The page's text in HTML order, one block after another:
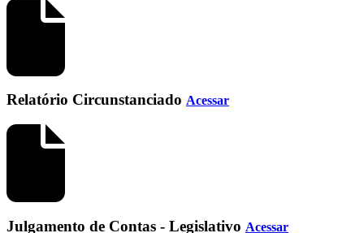
Relatório Circunstanciado Acessar
Julgamento de Contas - Legislativo Acessar